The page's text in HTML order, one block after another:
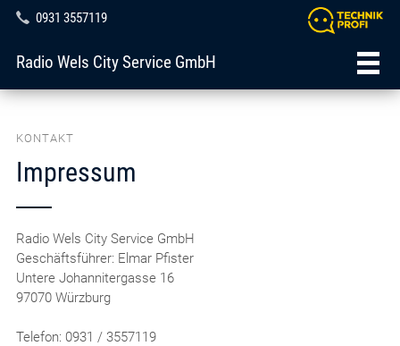
0931 3557119
Radio Wels City Service GmbH
KONTAKT
Impressum
Radio Wels City Service GmbH
Geschäftsführer: Elmar Pfister
Untere Johannitergasse 16
97070 Würzburg
Telefon: 0931 / 3557119